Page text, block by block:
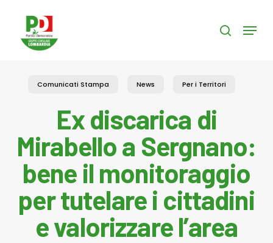
content
search
Menu
Comunicati Stampa News Per i Territori
Ex discarica di
Mirabello a Sergnano:
bene il monitoraggio
per tutelare i cittadini
e valorizzare l’area